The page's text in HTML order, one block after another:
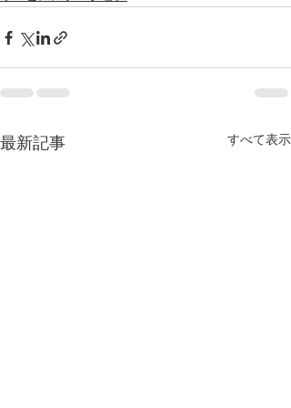
最新記事 すべて表示